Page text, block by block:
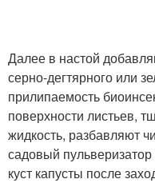
Далее в настой
серно-дегтярного или
прилипаемость
поверхности листьев,
жидкость, разбавляют
садовый
куст капусты после